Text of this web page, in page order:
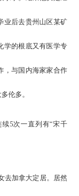
业后去贵州山区某矿
学的根底又有医学专
，与国内海家家合作
伦多。
5次一直列有“宋千
去加拿大定居。居然